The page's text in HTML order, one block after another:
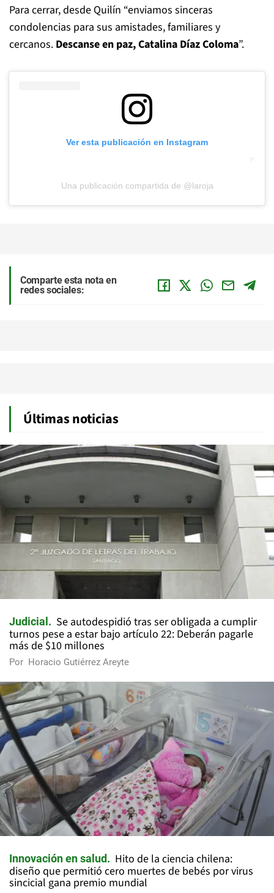
Para cerrar, desde Quilín “enviamos sinceras
condolencias para sus amistades, familiares y
cercanos. Descanse en paz, Catalina Díaz Coloma”.
Ver esta publicación en Instagram
Una publicación compartida de @laroja
Comparte esta nota en
redes sociales:
Últimas noticias
Judicial
Se autodespidió tras ser obligada a cumplir
turnos pese a estar bajo artículo 22: Deberán pagarle
más de $10 millones
Por Horacio Gutiérrez Areyte
Innovación en salud
Hito de la ciencia chilena:
diseño que permitió cero muertes de bebés por virus
sincicial gana premio mundial